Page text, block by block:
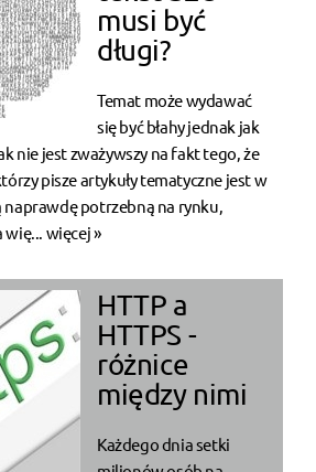
musi być
długi?
Temat może wydawać
się być błahy jednak jak
nie jest zważywszy na fakt tego, że
pisze artykuły tematyczne jest w
naprawdę potrzebną na rynku,
więcej »
HTTP a
HTTPS -
różnice
między nimi
Każdego dnia setki